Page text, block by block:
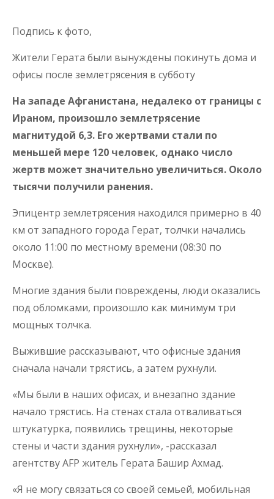
Подпись к фото,
Жители Герата были вынуждены покинуть дома и
офисы после землетрясения в субботу
На западе Афганистана, недалеко от границы с
Ираном, произошло землетрясение
магнитудой 6,3. Его жертвами стали по
меньшей мере 120 человек, однако число
жертв может значительно увеличиться. Около
тысячи получили ранения.
Эпицентр землетрясения находился примерно в 40
км от западного города Герат, толчки начались
около 11:00 по местному времени (08:30 по
Москве).
Многие здания были повреждены, люди оказались
под обломками, произошло как минимум три
мощных толчка.
Выжившие рассказывают, что офисные здания
сначала начали трястись, а затем рухнули.
«Мы были в наших офисах, и внезапно здание
начало трястись. На стенах стала отваливаться
штукатурка, появились трещины, некоторые
стены и части здания рухнули», -рассказал
агентству AFP житель Герата Башир Ахмад.
«Я не могу связаться со своей семьей, мобильная